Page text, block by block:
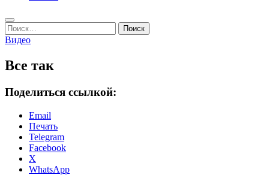
Поиск
Найти:
Видео
Все так
Поделиться ссылкой:
Email
Печать
Telegram
Facebook
X
WhatsApp